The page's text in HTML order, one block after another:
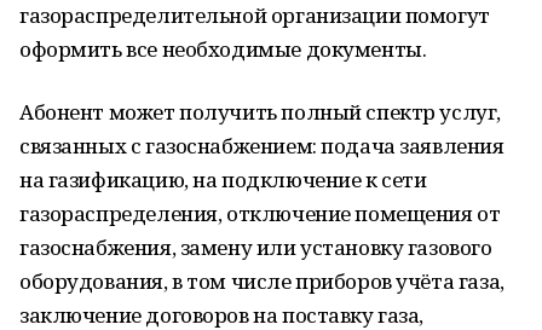
газораспределительной организации помогут
оформить все необходимые документы.
Абонент может получить полный спектр услуг,
связанных с газоснабжением: подача заявления
на газификацию, на подключение к сети
газораспределения, отключение помещения от
газоснабжения, замену или установку газового
оборудования, в том числе приборов учёта газа,
заключение договоров на поставку газа,